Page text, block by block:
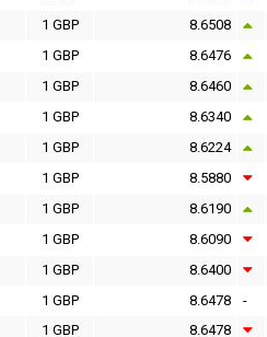
1 GBP 8.6508
1 GBP 8.6476
1 GBP 8.6460
1 GBP 8.6340
1 GBP 8.6224
1 GBP 8.5880
1 GBP 8.6190
1 GBP 8.6090
1 GBP 8.6400
1 GBP 8.6478 -
1 GBP 8.6478